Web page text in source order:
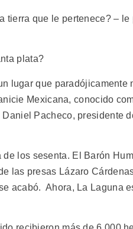
tierra que le pertenece? – le
plata?
lugar que paradójicamente
Mexicana, conocido
Pacheco, presidente
los sesenta. El Barón
las presas Lázaro
acabó. Ahora, La Laguna